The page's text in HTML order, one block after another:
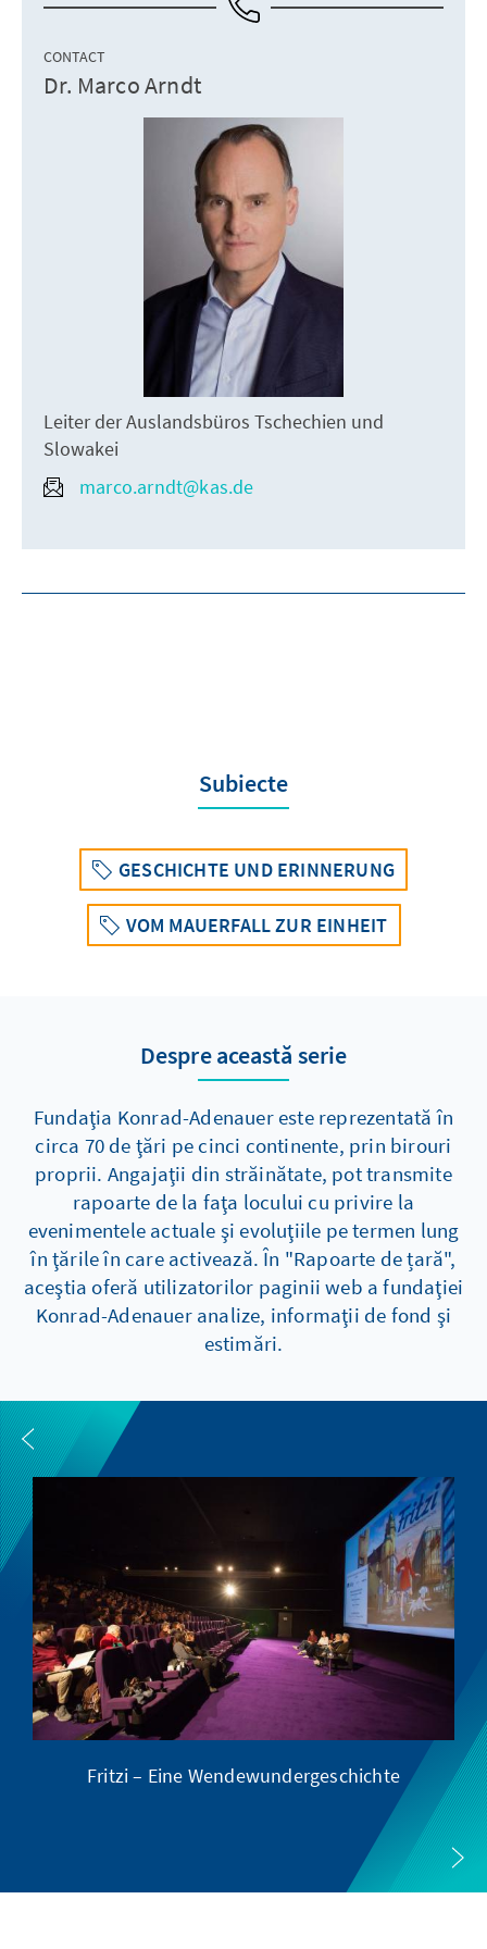
CONTACT
Dr. Marco Arndt
Leiter der Auslandsbüros Tschechien und
Slowakei
marco.arndt@kas.de
Subiecte
GESCHICHTE UND ERINNERUNG
VOM MAUERFALL ZUR EINHEIT
Despre această serie
Fundaţia Konrad-Adenauer este reprezentată în
circa 70 de ţări pe cinci continente, prin birouri
proprii. Angajaţii din străinătate, pot transmite
rapoarte de la faţa locului cu privire la
evenimentele actuale şi evoluţiile pe termen lung
în ţările în care activează. În "Rapoarte de țară",
aceştia oferă utilizatorilor paginii web a fundaţiei
Konrad-Adenauer analize, informaţii de fond şi
estimări.
Fritzi – Eine Wendewundergeschichte